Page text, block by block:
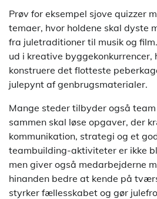
Prøv for eksempel sjove quizzer
temaer, hvor holdene skal dyste
fra juletraditioner til musik og
ud i kreative byggekonkurrencer,
konstruere det flotteste
julepynt af genbrugsmaterialer.
Mange steder tilbyder også
sammen skal løse opgaver, der
kommunikation, strategi og et
teambuilding-aktiviteter er ikke
men giver også medarbejderne
hinanden bedre at kende på
styrker fællesskabet og gør